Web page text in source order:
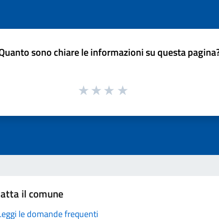
sono chiare le informazioni su questa
il comune
le domande frequenti